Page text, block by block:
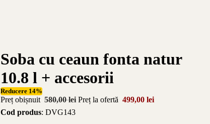
Soba cu ceaun fonta natur
10.8 l + accesorii
Reducere 14%
Preț obișnuit 580,00 lei Preț la ofertă 499,00 lei
Cod produs: DVG143